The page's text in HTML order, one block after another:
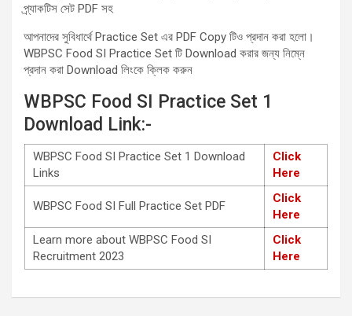
প্র্যাকটিস সেট PDF সহ
আপনাদের সুবিধার্থে Practice Set এর PDF Copy টিও প্রদান করা হলো।
WBPSC Food SI Practice Set টি Download করার জন্য নিম্নে
প্রদান করা Download লিংকে ক্লিক করুন
WBPSC Food SI Practice Set 1
Download Link:-
WBPSC Food SI Practice Set 1 Download
Links
Click
Here
WBPSC Food SI Full Practice Set PDF
Click
Here
Learn more about WBPSC Food SI
Recruitment 2023
Click
Here